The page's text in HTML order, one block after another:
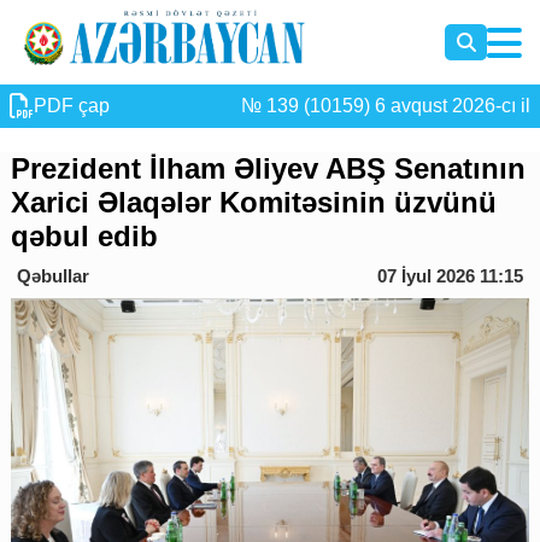
PDF çap № 139 (10159) 6 avqust 2026-cı il
Prezident İlham Əliyev ABŞ Senatının
Xarici Əlaqələr Komitəsinin üzvünü
qəbul edib
Qəbullar 07 İyul 2026 11:15